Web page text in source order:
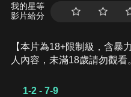
我的星等
影片給分
【本片為18+限制級，含暴
人內容，未滿18歲請勿觀
(28)，雖然事業順利、飽受
1-2 - 7-9